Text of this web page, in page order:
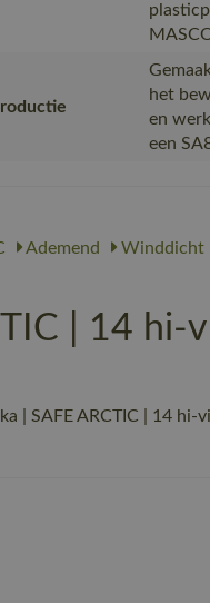
het
en
een
Ademend Winddicht
| 14
| SAFE ARCTIC | 14